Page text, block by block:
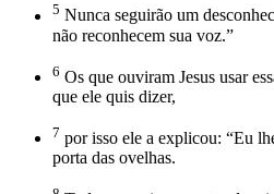
5 Nunca seguirão um
não reconhecem sua voz.”
6 Os que ouviram Jesus usar
que ele quis dizer,
7 por isso ele a explicou: “Eu
porta das ovelhas.